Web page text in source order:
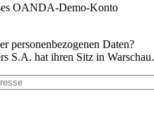
OANDA-Demo-Konto
personenbezogenen Daten?
S.A. hat ihren Sitz in Warschau.